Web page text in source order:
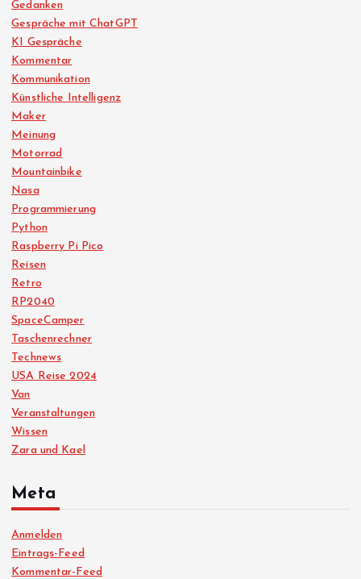
Gedanken
Gespräche mit ChatGPT
KI Gespräche
Kommentar
Kommunikation
Künstliche Intelligenz
Maker
Meinung
Motorrad
Mountainbike
Nasa
Programmierung
Python
Raspberry Pi Pico
Reisen
Retro
RP2040
SpaceCamper
Taschenrechner
Technews
USA Reise 2024
Van
Veranstaltungen
Wissen
Zara und Kael
Meta
Anmelden
Eintrags-Feed
Kommentar-Feed